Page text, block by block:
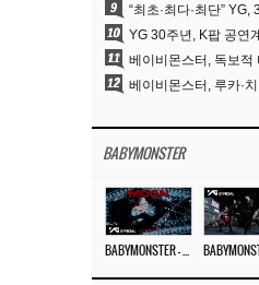
9
10
11
12
BABYMONSTER
BABYMONSTER – ‘MOON’ M/V